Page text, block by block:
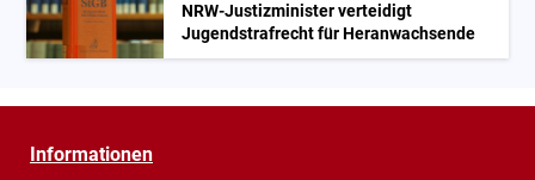
NRW-Justizminister verteidigt
Jugendstrafrecht für Heranwachsende
Informationen